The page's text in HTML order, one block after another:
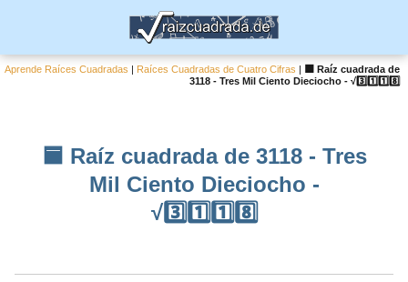
Aprende Raíces Cuadradas | Raíces Cuadradas de Cuatro Cifras |
🟦 Raíz cuadrada de
3118 - Tres Mil Ciento Dieciocho - √3️⃣1️⃣1️⃣8️⃣
🟦 Raíz cuadrada de 3118 - Tres
Mil Ciento Dieciocho -
√3️⃣1️⃣1️⃣8️⃣